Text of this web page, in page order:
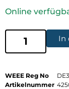
Online
In
WEEE Reg No
Artikelnummer